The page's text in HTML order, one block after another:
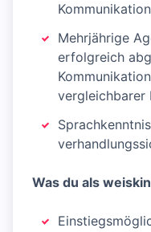
Mehrjährige
erfolgreich
vergleichbarer
Was du als